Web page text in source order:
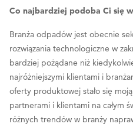
Co najbardziej podoba Ci się
Branża odpadów jest obecnie
rozwiązania technologiczne w
bardziej pożądane niż
najróżniejszymi klientami i
oferty produktowej stało się
partnerami i klientami na całym
różnych trendów w branży